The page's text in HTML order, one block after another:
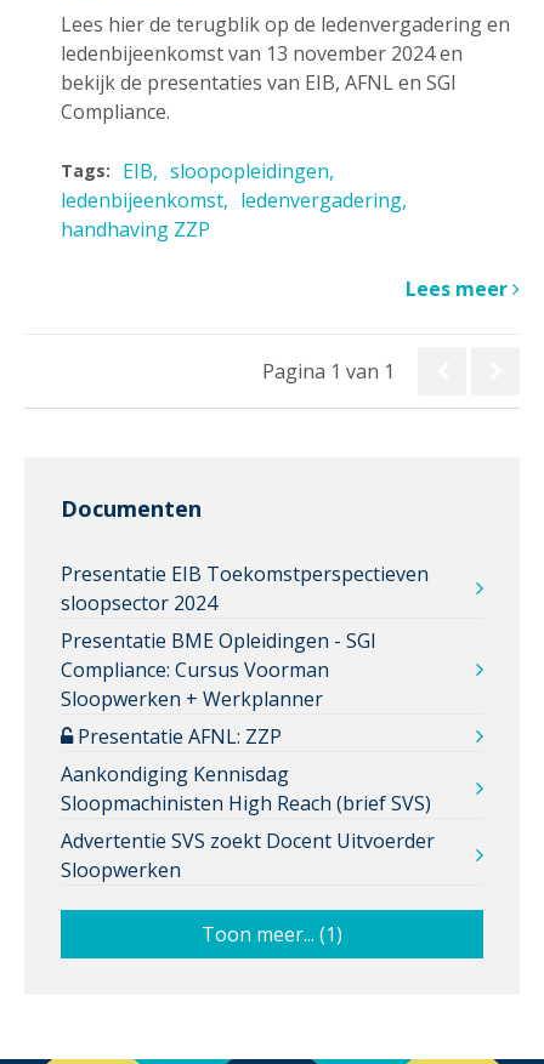
Lees hier de terugblik op de ledenvergadering en
ledenbijeenkomst van 13 november 2024 en
bekijk de presentaties van EIB, AFNL en SGI
Compliance.
Tags: EIB
sloopopleidingen
ledenbijeenkomst
ledenvergadering
handhaving ZZP
Lees meer
Pagina 1 van 1
Documenten
Presentatie EIB Toekomstperspectieven
sloopsector 2024
Presentatie BME Opleidingen - SGI
Compliance: Cursus Voorman
Sloopwerken + Werkplanner
Presentatie AFNL: ZZP
Aankondiging Kennisdag
Sloopmachinisten High Reach (brief SVS)
Advertentie SVS zoekt Docent Uitvoerder
Sloopwerken
Toon meer... (1)